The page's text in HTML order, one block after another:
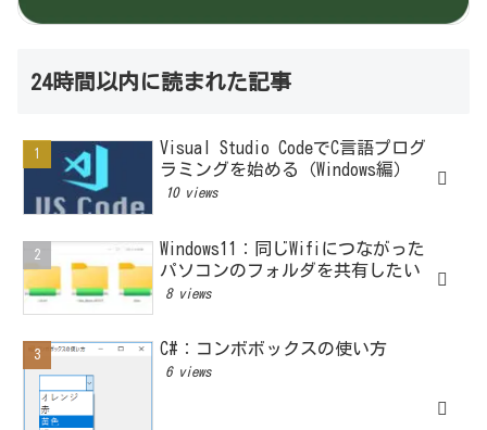
24時間以内に読まれた記事
Visual Studio CodeでC言語プログ
ラミングを始める（Windows編）
10 views
Windows11：同じWifiにつながった
パソコンのフォルダを共有したい
8 views
C#：コンボボックスの使い方
6 views